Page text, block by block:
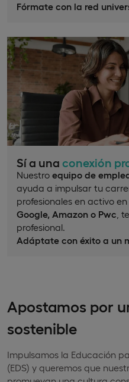
Fórmate con la red
Sí a una conexión
Nuestro equipo de
ayuda a impulsar tu
profesionales en activo
Google, Amazon o Pwc ,
profesional.
Adáptate con éxito a un
Apostamos por
sostenible
Impulsamos la Educación
(EDS) y queremos que